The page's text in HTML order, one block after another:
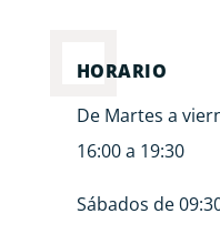
HORARIO
De Martes a
16:00 a 19:30
Sábados de